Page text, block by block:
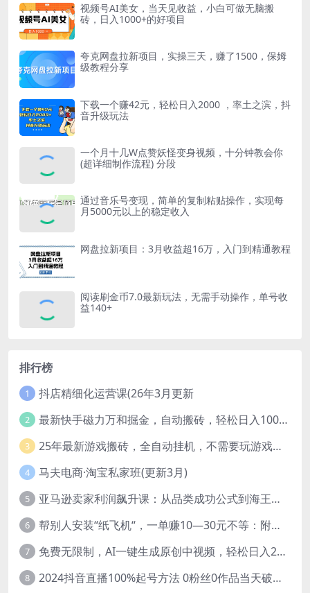
视频号AI美女，当天见收益，小白可做无脑搬
砖，日入1000+的好项目
夸克‬网盘拉新项目，实操‬三天，赚了1500，保姆
级‬教程分享
下载一个赚42元，轻松日入2000 ，率土之滨，抖
音升级玩法
一个月十几W点赞妖怪变身视频，十分钟教会你
(超详细制作流程) 分段
通过音乐号变现，简单的复制粘贴操作，实现每
月5000元以上的稳定收入
网盘拉新项目：3月收益超16万，入门到精通教程
阅读刷金币7.0最新玩法，无需手动操作，单号收
益140+
排行榜
1 抖店精细化运营课(26年3月更新
2 最新快手磁力万和掘金，自动搬砖，轻松日入100-200，操作简单
3 25年最新游戏搬砖，全自动挂机，不需要玩游戏，单手机操作日入300+
4 马夫电商·淘宝私家班(更新3月)
5 亚马逊卖家利润飙升课：从品类成功公式到海王打法，让每个SKU都成爆款一路飙升(更新26年3月
6 帮别人安装“纸飞机“，一单赚10—30元不等：附：免费节点
7 免费无限制，AI一键生成原创中视频，轻松日入2000+，超简单，可矩阵，…
8 2024抖音直播100%起号方法 0粉丝0作品当天破千人在线 多种变现方式